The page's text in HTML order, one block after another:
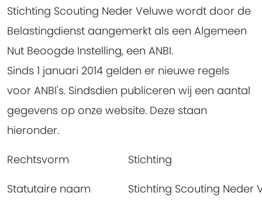
Stichting Scouting Neder Veluwe wordt door de
Belastingdienst aangemerkt als een Algemeen
Nut Beoogde Instelling, een ANBI.
Sinds 1 januari 2014 gelden er nieuwe regels
voor ANBI's. Sindsdien publiceren wij een aantal
gegevens op onze website. Deze staan
hieronder.
Rechtsvorm
Stichting
Statutaire naam
Stichting Scouting Neder